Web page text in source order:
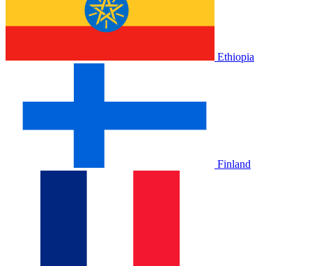
Ethiopia
Finland